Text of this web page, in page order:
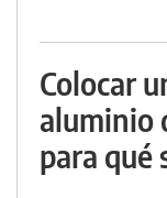
Colocar
aluminio
para qué